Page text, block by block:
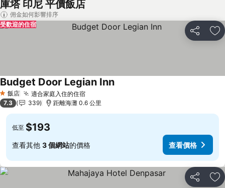
庫塔 印尼 平價飯店
佣金如何影響排序
分享 加
受歡迎的住宿
1 星級
飯店 適合家庭入住的住宿查看價格
Budget Door Legian Inn查看價格
7.3 339 距離海灘 0.6 公里
低至 $193
查看其他 3 個網站的價格 查看價格
分享 加